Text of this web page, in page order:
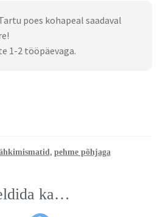
poes kohapeal saadaval
1-2 tööpäevaga.
, pehme põhjaga
ka…